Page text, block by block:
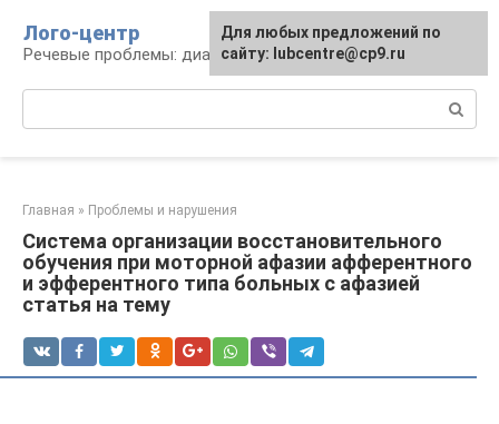
контенту
Лого-центр
Речевые проблемы: диагностика и терапия
Главная » Проблемы и нарушения
Система организации восстановительного
обучения при моторной афазии афферентного
и эфферентного типа больных с афазией
статья на тему
Для любых предложений по
сайту: lubcentre@cp9.ru